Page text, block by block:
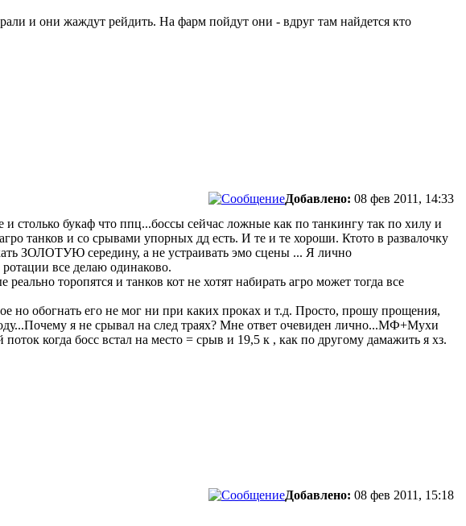
и они жаждут рейдить. На фарм пойдут они - вдруг там найдется кто
Добавлено: 08 фев 2011, 14:33
букаф что ппц...боссы сейчас ложные как по танкингу так по хилу и
танков и со срывами упорных дд есть. И те и те хороши. Ктото в развалочку
ЗОЛОТУЮ середину, а не устраивать эмо сцены ... Я лично
все делаю одинаково.
торопятся и танков кот не хотят набирать агро может тогда все
но обогнать его не мог ни при каких проках и т.д. Просто, прошу прощения,
я не срывал на след траях? Мне ответ очевиден лично...МФ+Мухи
когда босс встал на место = срыв и 19,5 к , как по другому дамажить я хз.
Добавлено: 08 фев 2011, 15:18